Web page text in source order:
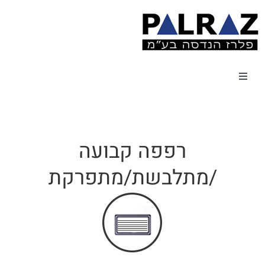
content
Toggle
מוצרים מזוגגים
רפפה קבועה
/מתלבשת/מתפרקת